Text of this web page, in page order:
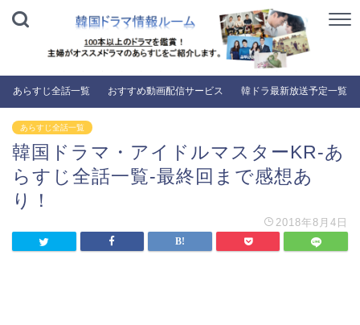
あらすじ全話一覧 おすすめ動画配信サービス 韓ドラ最新放送予定一覧
あらすじ全話一覧
韓国ドラマ・アイドルマスターKR-あ
らすじ全話一覧-最終回まで感想あ
り！
2018年8月4日